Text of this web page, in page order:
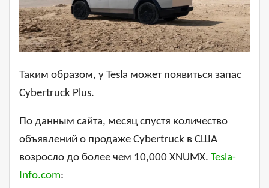
Таким образом, у Tesla может появиться запас
Cybertruck Plus.
По данным сайта, месяц спустя количество
объявлений о продаже Cybertruck в США
возросло до более чем 10,000 XNUMX. Tesla-
Info.com: